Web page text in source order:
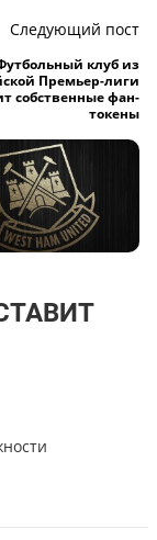
Следующий пост
клуб из
Премьер-лиги
собственные фан-
токены